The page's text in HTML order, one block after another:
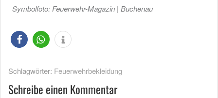
Symbolfoto: Feuerwehr-Magazin | Buchenau
Schlagwörter: Feuerwehrbekleidung
Schreibe einen Kommentar